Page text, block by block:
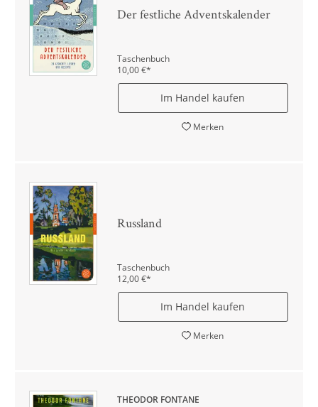
Der festliche Adventskalender
Taschenbuch
10,00€*
Im Handel kaufen
Merken
Russland
Taschenbuch
12,00€*
Im Handel kaufen
Merken
THEODOR FONTANE